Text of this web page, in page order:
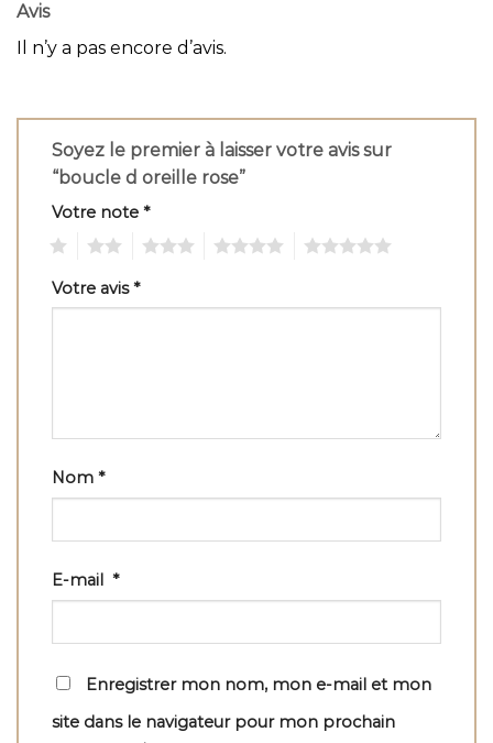
Avis
Il n’y a pas encore d’avis.
Soyez le premier à laisser votre avis sur
“boucle d oreille rose”
Votre note *
Votre avis*
Nom *
E-mail *
Enregistrer mon nom, mon e-mail et mon
site dans le navigateur pour mon prochain